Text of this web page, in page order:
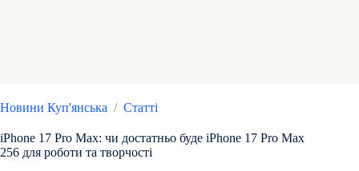
Новини Куп'янська / Статті
iРhone 17 Рro Мax: чи достатньо буде iРhone 17 Рro Мax
256 для роботи та творчості